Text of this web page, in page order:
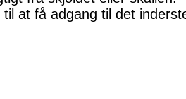
at få adgang til det